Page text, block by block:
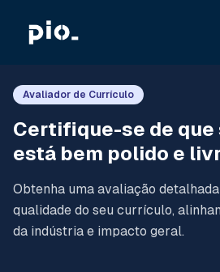
Avaliador de Currículo
Certifique-se de
está bem polido e
Obtenha uma avaliação
qualidade do seu currículo,
da indústria e impacto geral.